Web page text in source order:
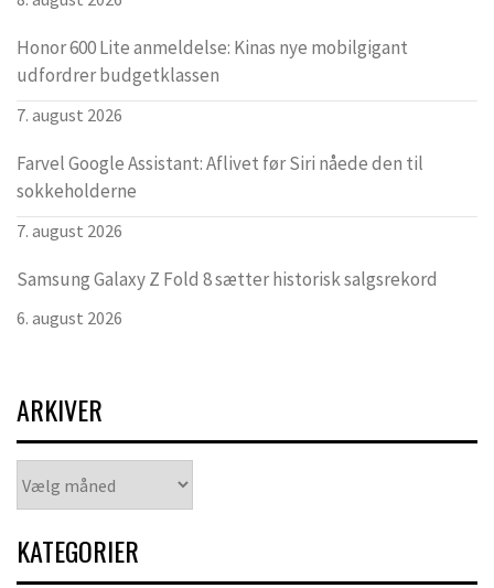
Honor 600 Lite anmeldelse: Kinas nye mobilgigant
udfordrer budgetklassen
7. august 2026
Farvel Google Assistant: Aflivet før Siri nåede den til
sokkeholderne
7. august 2026
Samsung Galaxy Z Fold 8 sætter historisk salgsrekord
6. august 2026
ARKIVER
KATEGORIER